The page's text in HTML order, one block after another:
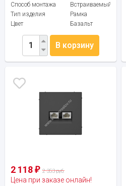
Способ монтажа
Встраиваемый
Тип изделия
Рамка
Цвет
Базальт
В корзину
2 118 ₽ 2 353 руб.
Цена при заказе онлайн!